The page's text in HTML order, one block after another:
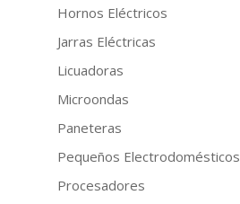
Hornos Eléctricos
Jarras Eléctricas
Licuadoras
Microondas
Paneteras
Pequeños Electrodomésticos
Procesadores